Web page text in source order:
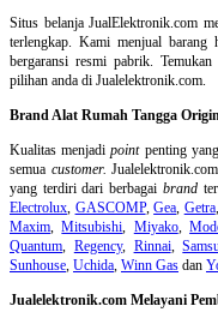
Situs belanjaJualElektronik.com
terlengkap. Kami menjual barang
bergaransi resmi pabrik.
pilihan anda di Jualelektronik.com.
Brand Alat Rumah Tangga
Kualitas menjadipointpenting
semua customer.
yang terdiri dari berbagai brand
Electrolux, GASCOMP,Gea, Getra
Maxim,Mitsubishi, Miyako,
Quantum, Regency, Rinnai,
Sunhouse, Uchida, Winn Gas dan
Jualelektronik.com Melayani